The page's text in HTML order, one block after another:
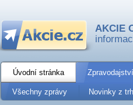
AKCIE
Úvodní stránka Zpravodajství
Všechny zprávy Novinky z